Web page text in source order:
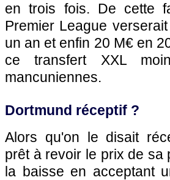
en trois fois. De cette
Premier League
un an et enfin 20 M€ en
ce transfert XXL
mancuniennes.
Dortmund réceptif ?
Alors qu'on le disait
prêt à revoir le prix de sa
la baisse en acceptant